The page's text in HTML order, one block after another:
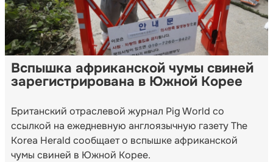
Вспышка африканской чумы свиней
зарегистрирована в Южной Корее
Британский отраслевой журнал Pig World со
ссылкой на ежедневную англоязычную газету The
Korea Herald сообщает о вспышке африканской
чумы свиней в Южной Корее.